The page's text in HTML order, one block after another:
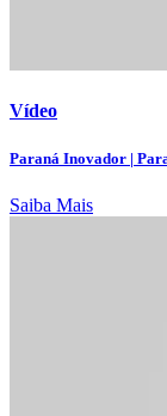
Vídeo
Paraná Inovador |
Saiba Mais